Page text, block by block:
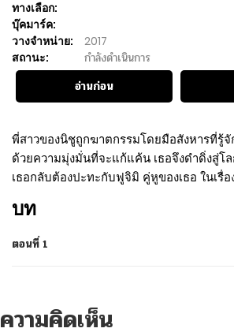
ทางเลือก:
บุ๊คมาร์ค:
วางจำหน่าย:
2017
สถานะ:
กำลังดำเนินการ
อ่านก่อน
พี่สาวของนิชูถูกฆาตกรรมโดยมือสังหารที่รู้
ด้วยความมุ่งมั่นที่จะแก้แค้น เธอจึงดำดิ่งสู่โ
เธอกลับต้องปะทะกับฟูจิมิ คู่หูของเธอ ในเรื่อ
บท
ตอนที่ 1
ความคิดเห็น